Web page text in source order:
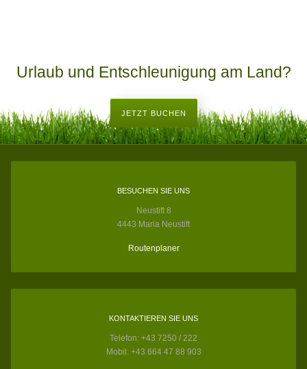
Urlaub und Entschleunigung am Land?
JETZT BUCHEN
BESUCHEN SIE UNS
Neustift 8
4443 Maria Neustift
Routenplaner
KONTAKTIEREN SIE UNS
Telefon: +43 7250 / 222
Mobil: +43 664 47 88 903